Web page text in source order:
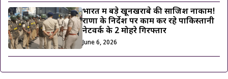
भारत में बड़े खूनखराबे की साजिश नाकाम!
राणा के निर्देश पर काम कर रहे पाकिस्तानी
नेटवर्क के 2 मोहरे गिरफ्तार
June 6, 2026